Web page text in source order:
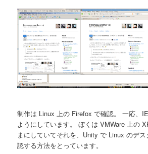
制作は Linux 上の Firefox で確認。 一応、
ようにしています。 ぼくは VMWare 上の
まにしていてそれを、Unity で Linux のデ
認する方法をとっています。